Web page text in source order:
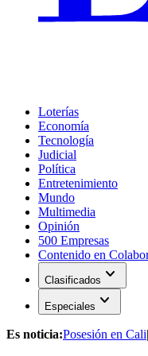
Loterías
Economía
Tecnología
Judicial
Política
Entretenimiento
Mundo
Multimedia
Opinión
500 Empresas
Contenido en
Clasificados expand_more
Especiales expand_more
Es noticia:Posesión en Cali|